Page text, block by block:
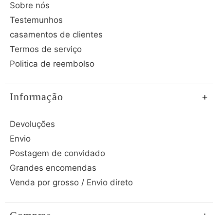
Sobre nós
Testemunhos
casamentos de clientes
Termos de serviço
Politica de reembolso
Informação
Devoluções
Envio
Postagem de convidado
Grandes encomendas
Venda por grosso / Envio direto